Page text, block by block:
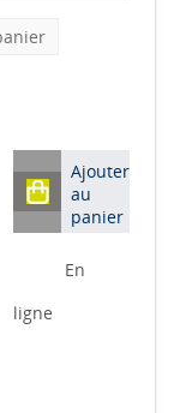
Ajouter
au
panier
En
ligne